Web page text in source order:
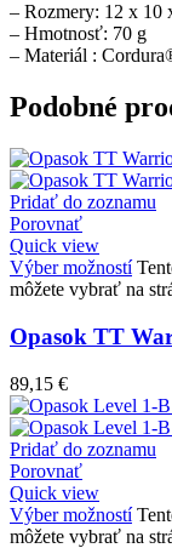
– Rozmery: 12 x 10
– Hmotnosť: 70 g
– Materiál :
Podobné
Pridať do zoznamu
Porovnať
Quick view
Výber možností
môžete vybrať na
Opasok TT
89,15 €
Pridať do zoznamu
Porovnať
Quick view
Výber možností
môžete vybrať na